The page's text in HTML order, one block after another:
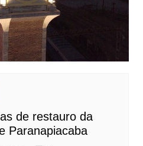
de restauro da
Paranapiacaba